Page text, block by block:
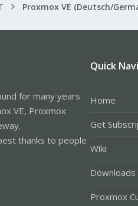
Proxmox VE (Deutsch/
for many years
VE, Proxmox
thanks to people
Quick
Home
Get
Wiki
Downloads
Proxmox